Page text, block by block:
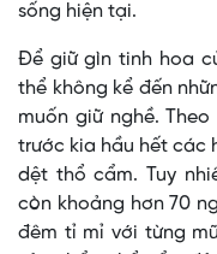
sống hiện tại.
Để giữ gìn tinh hoa
thể không kể đến
muốn giữ nghề.
trước kia hầu hết các
dệt thổ cẩm. Tuy
còn khoảng hơn 70
đêm tỉ mỉ với từng